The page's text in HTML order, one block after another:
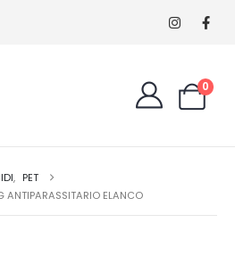
0
, PET
ANTIPARASSITARIO ELANCO